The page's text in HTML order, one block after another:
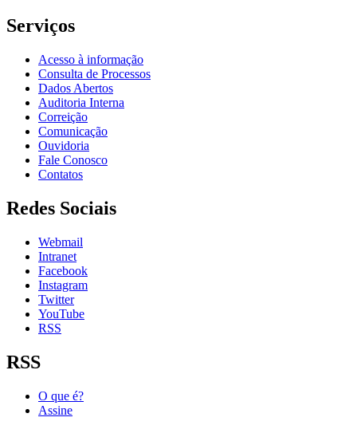
Serviços
Acesso à informação
Consulta de Processos
Dados Abertos
Auditoria Interna
Correição
Comunicação
Ouvidoria
Fale Conosco
Contatos
Redes Sociais
Webmail
Intranet
Facebook
Instagram
Twitter
YouTube
RSS
RSS
O que é?
Assine